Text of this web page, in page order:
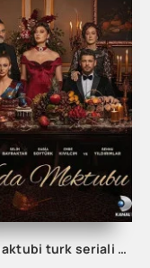
Vido maktubi turk seriali barcha qismlar uzbek tilida